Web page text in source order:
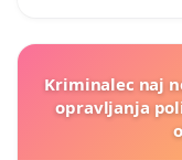
Kriminalec naj
opravljanja